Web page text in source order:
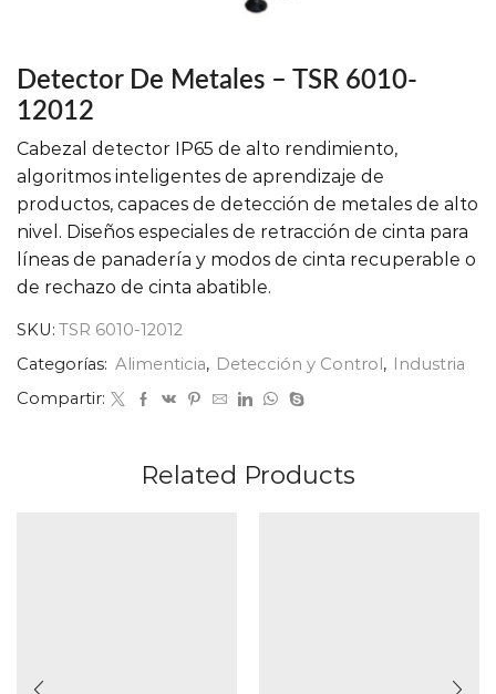
Detector De Metales – TSR 6010-
12012
Cabezal detector IP65 de alto rendimiento,
algoritmos inteligentes de aprendizaje de
productos, capaces de detección de metales de alto
nivel. Diseños especiales de retracción de cinta para
líneas de panadería y modos de cinta recuperable o
de rechazo de cinta abatible.
SKU: TSR 6010-12012
Categorías: Alimenticia, Detección y Control, Industria
Compartir:
Related Products